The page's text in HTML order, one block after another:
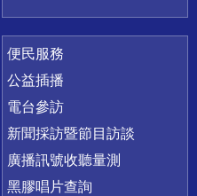
便民服務
公益插播
電台參訪
新聞採訪暨節目訪談
廣播訊號收聽量測
黑膠唱片查詢